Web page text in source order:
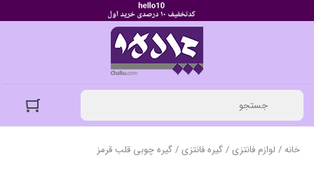
خانه/ لوازم فانتزی/گیره فانتزی/ گیره چوبی قلب قرمز